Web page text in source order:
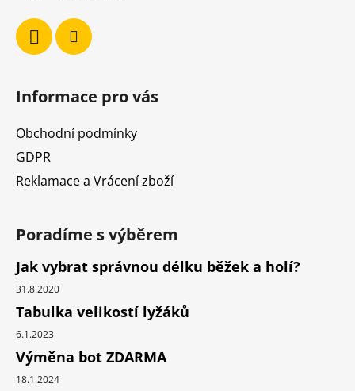
Informace pro vás
Obchodní podmínky
GDPR
Reklamace a Vrácení zboží
Poradíme s výběrem
Jak vybrat správnou délku běžek a holí?
31.8.2020
Tabulka velikostí lyžáků
6.1.2023
Výměna bot ZDARMA
18.1.2024